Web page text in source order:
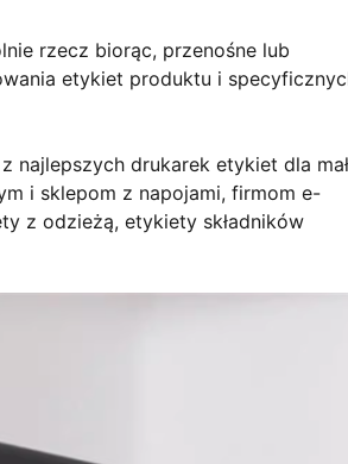
rzecz biorąc, przenośne lub
etykiet produktu i
najlepszych drukarek etykiet dla
i sklepom z napojami, firmom e-
z odzieżą, etykiety składników